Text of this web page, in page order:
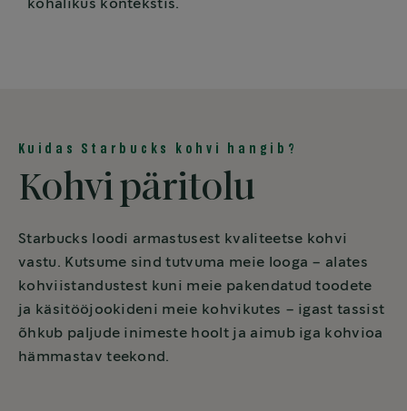
kohalikus kontekstis.
Kuidas Starbucks kohvi hangib?
Kohvi päritolu
Starbucks loodi armastusest kvaliteetse kohvi
vastu. Kutsume sind tutvuma meie looga – alates
kohviistandustest kuni meie pakendatud toodete
ja käsitööjookideni meie kohvikutes – igast tassist
õhkub paljude inimeste hoolt ja aimub iga kohvioa
hämmastav teekond.